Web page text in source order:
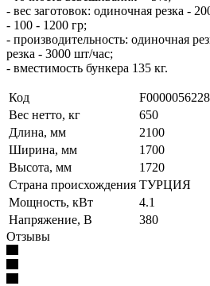
- вес заготовок: одиночная резка -
- 100 - 1200 гр;
- производительность: одиночная
резка - 3000 шт/час;
- вместимость бункера 135 кг.
Код
F0000056228
Вес нетто, кг
650
Длина, мм
2100
Ширина, мм
1700
Высота, мм
1720
Страна происхождения ТУРЦИЯ
Мощность, кВт
4.1
Напряжение, В
380
Отзывы